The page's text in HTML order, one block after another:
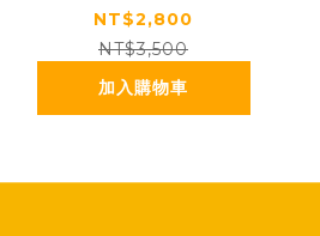
NT$2,800
NT$3,500
加入購物車